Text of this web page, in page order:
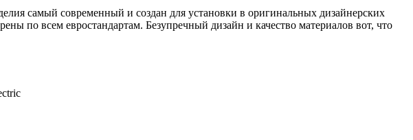
самый современный и создан для установки в оригинальных дизайнерских
по всем евростандартам. Безупречный дизайн и качество материалов вот, что